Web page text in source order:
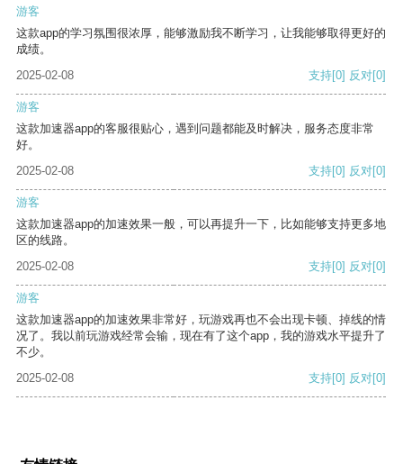
游客
这款app的学习氛围很浓厚，能够激励我不断学习，让我能够取得更好的
成绩。
2025-02-08
支持[0] 反对[0]
游客
这款加速器app的客服很贴心，遇到问题都能及时解决，服务态度非常
好。
2025-02-08
支持[0] 反对[0]
游客
这款加速器app的加速效果一般，可以再提升一下，比如能够支持更多地
区的线路。
2025-02-08
支持[0] 反对[0]
游客
这款加速器app的加速效果非常好，玩游戏再也不会出现卡顿、掉线的情
况了。我以前玩游戏经常会输，现在有了这个app，我的游戏水平提升了
不少。
2025-02-08
支持[0] 反对[0]